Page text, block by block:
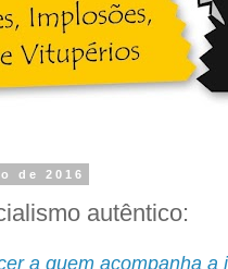
de 2016
autêntico:
a quem acompanha